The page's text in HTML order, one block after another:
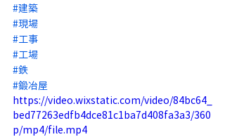
#建築
#現場
#工事
#工場
#鉄
#鍛冶屋
https://video.wixstatic.com/video/84bc64_
bed77263edfb4dce81c1ba7d408fa3a3/360
p/mp4/file.mp4